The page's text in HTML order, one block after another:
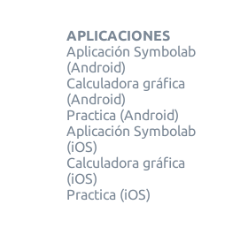
APLICACIONES
Aplicación Symbolab
(Android)
Calculadora gráfica
(Android)
Practica (Android)
Aplicación Symbolab
(iOS)
Calculadora gráfica
(iOS)
Practica (iOS)